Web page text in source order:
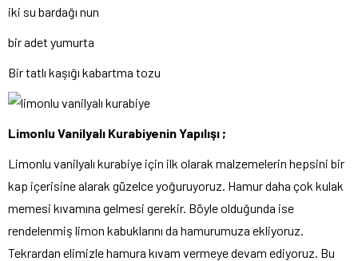
iki su bardağı nun
bir adet yumurta
Bir tatlı kaşığı kabartma tozu
Limonlu Vanilyalı Kurabiyenin Yapılışı ;
Limonlu vanilyalı kurabiye için ilk olarak malzemelerin hepsini bir
kap içerisine alarak güzelce yoğuruyoruz. Hamur daha çok kulak
memesi kıvamına gelmesi gerekir. Böyle olduğunda ise
rendelenmiş limon kabuklarını da hamurumuza ekliyoruz.
Tekrardan elimizle hamura kıvam vermeye devam ediyoruz. Bu